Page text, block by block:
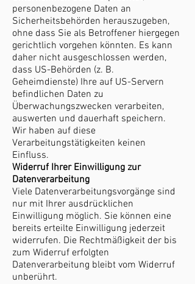
personenbezogene Daten an
Sicherheitsbehörden herauszugeben,
ohne dass Sie als Betroffener hiergegen
gerichtlich vorgehen könnten. Es kann
daher nicht ausgeschlossen werden,
dass US-Behörden (z. B.
Geheimdienste) Ihre auf US-Servern
befindlichen Daten zu
Überwachungszwecken verarbeiten,
auswerten und dauerhaft speichern.
Wir haben auf diese
Verarbeitungstätigkeiten keinen
Einfluss.
Widerruf Ihrer Einwilligung zur
Datenverarbeitung
Viele Datenverarbeitungsvorgänge sind
nur mit Ihrer ausdrücklichen
Einwilligung möglich. Sie können eine
bereits erteilte Einwilligung jederzeit
widerrufen. Die Rechtmäßigkeit der bis
zum Widerruf erfolgten
Datenverarbeitung bleibt vom Widerruf
unberührt.